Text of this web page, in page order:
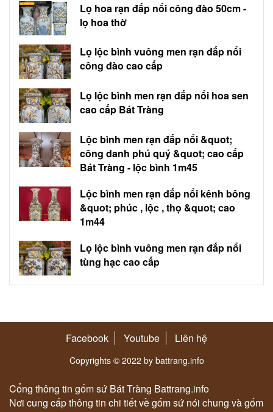
Lọ hoa rạn đắp nổi công đào 50cm -
lọ hoa thờ
Lọ lộc bình vuông men rạn đắp nổi
công đào cao cấp
Lọ lộc bình men rạn đắp nổi hoa sen
cao cấp Bát Tràng
Lộc bình men rạn đắp nổi &quot;
công danh phú quý &quot; cao cấp
Bát Tràng - lộc bình 1m45
Lộc bình men rạn đắp nổi kênh bông
&quot; phúc , lộc , thọ &quot; cao
1m44
Lọ lộc bình vuông men rạn đắp nổi
tùng hạc cao cấp
Facebook Youtube Liên hệ
Copyrights © 2022 by battrang.info
Cổng thông tin gốm sứ Bát Tràng Battrang.info
Nơi cung cấp thông tin chi tiết về gốm sứ nói chung và gốm